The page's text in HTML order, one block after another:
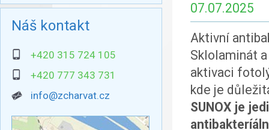
Náš kontakt
+420 315 724 105
+420 777 343 731
info@zcharvat.cz
07.07.2025
Aktivní
Sklolaminát
aktivaci
kde je
SUNOX je